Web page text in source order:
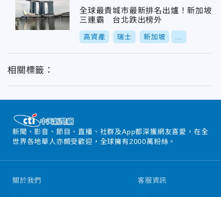
全球最貴城市最新排名出爐！新加坡
三連霸 台北跌出榜外
高資產 瑞士 新加坡
相關標籤：
新聞、影音、節目、直播、社群及App都深獲網友喜愛，在全
世界各地華人亦頗受歡迎，全球擁有2000萬粉絲。
關於我們 客服資訊